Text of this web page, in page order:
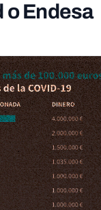
o Endesa